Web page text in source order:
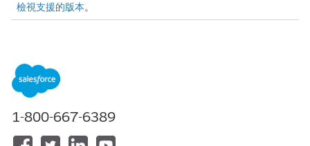
檢視支援的版本。
刪除績效目標
部署此範本,為員工提供要求移除或刪除績效目標的標準化方
式。
建立績效目標
部署此範本,為員工提供建立新績效目標的標準化方式。
1-800-667-6389